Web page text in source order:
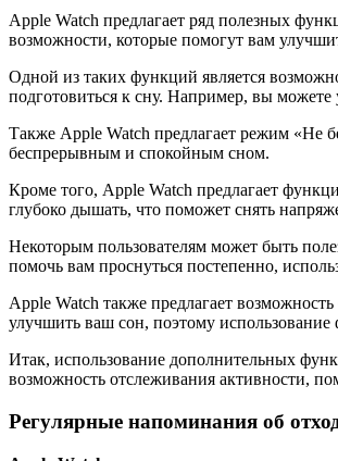
Apple Watch предлагает ряд полезных
возможности, которые помогут вам
Одной из таких функций является
подготовиться к сну. Например, вы можете
Также Apple Watch предлагает режим «Не
беспрерывным и спокойным сном.
Кроме того, Apple Watch предлагает
глубоко дышать, что поможет снять
Некоторым пользователям может быть
помочь вам проснуться постепенно,
Apple Watch также предлагает
улучшить ваш сон, поэтому
Итак, использование дополнительных
возможность отслеживания активности,
Регулярные напоминания об